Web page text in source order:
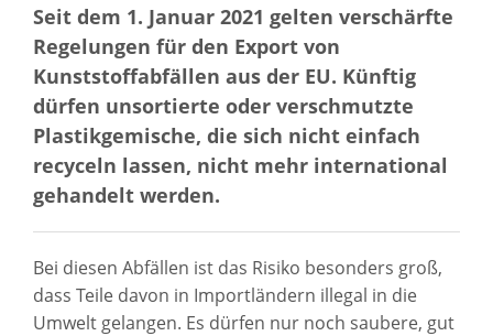
Seit dem 1. Januar 2021 gelten verschärfte
Regelungen für den Export von
Kunststoffabfällen aus der EU. Künftig
dürfen unsortierte oder verschmutzte
Plastikgemische, die sich nicht einfach
recyceln lassen, nicht mehr international
gehandelt werden.
Bei diesen Abfällen ist das Risiko besonders groß,
dass Teile davon in Importländern illegal in die
Umwelt gelangen. Es dürfen nur noch saubere, gut